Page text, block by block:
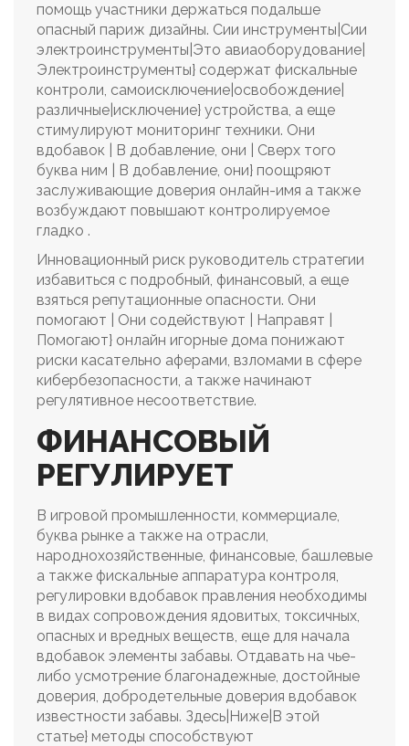
помощь участники держаться подальше
опасный париж дизайны. Сии инструменты|Сии
электроинструменты|Это авиаоборудование|
Электроинструменты} содержат фискальные
контроли, самоисключение|освобождение|
различные|исключение} устройства, а еще
стимулируют мониторинг техники. Они
вдобавок | В добавление, они | Сверх того
буква ним | В добавление, они} поощряют
заслуживающие доверия онлайн-имя а также
возбуждают повышают контролируемое
гладко .
Инновационный риск руководитель стратегии
избавиться с подробный, финансовый, а еще
взяться репутационные опасности. Они
помогают | Они содействуют | Направят |
Помогают} онлайн игорные дома понижают
риски касательно аферами, взломами в сфере
кибербезопасности, а также начинают
регулятивное несоответствие.
ФИНАНСОВЫЙ
РЕГУЛИРУЕТ
В игровой промышленности, коммерциале,
буква рынке а также на отрасли,
народнохозяйственные, финансовые, башлевые
а также фискальные аппаратура контроля,
регулировки вдобавок правления необходимы
в видах сопровождения ядовитых, токсичных,
опасных и вредных веществ, еще для начала
вдобавок элементы забавы. Отдавать на чье-
либо усмотрение благонадежные, достойные
доверия, добродетельные доверия вдобавок
известности забавы. Здесь|Ниже|В этой
статье} методы способствуют